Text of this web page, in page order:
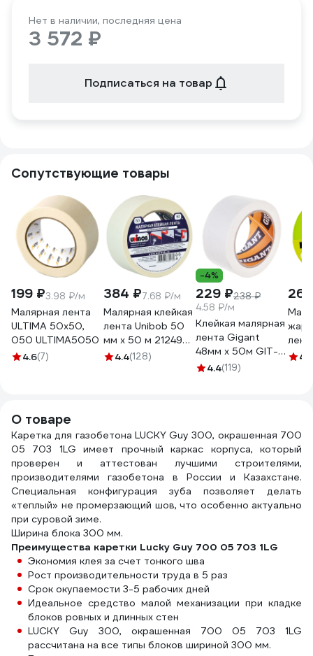
Нет в наличии, последняя цена
3 572 ₽
Подписаться на товар
Сопутствующие товары
199 ₽3.98 ₽/м
Малярная лента
ULTIMA 50x50,
050 ULTIMA5050
4.6(7)
384 ₽7.68 ₽/м
Малярная клейкая
лента Unibob 50
мм х 50 м 212496
28139
4.4(128)
-4%
229 ₽238 ₽
4.58 ₽/м
Клейкая малярная
лента Gigant
48мм x 50м GIT-
254.4(119)
4.7
О товаре
Каретка для газобетона LUCKY Guy 300, окрашенная 700
05 703 1LG имеет прочный каркас корпуса, который
проверен и аттестован лучшими строителями,
производителями газобетона в России и Казахстане.
Специальная конфигурация зуба позволяет делать
«теплый» не промерзающий шов, что особенно актуально
при суровой зиме.
Ширина блока 300 мм.
Преимущества каретки Lucky Guy 700 05 703 1LG
Экономия клея за счет тонкого шва
Рост производительности труда в 5 раз
Срок окупаемости 3-5 рабочих дней
Идеальное средство малой механизации при кладке
блоков ровных и длинных стен
LUCKY Guy 300, окрашенная 700 05 703 1LG
рассчитана на все типы блоков шириной 300 мм.